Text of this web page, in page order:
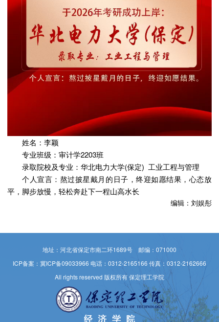
姓名：李颖
专业班级：审计学2203班
录取院校及专业：华北电力大学(保定) 工业工程与管理
个人宣言：熬过披星戴月的日子，终迎如愿结果，心态放
平，脚步放慢，轻松奔赴下一程山高水长
编辑：刘娱彤
地址：河北省保定市南二环1689号 邮编：071000
ICP备案：冀ICP备09033966 电话：0312-2165166 传真：0312-2162666
All rights reserved 版权所有 保定理工学院